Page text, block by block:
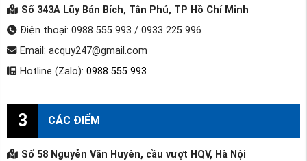
Số 343A Lũy Bán Bích, Tân Phú, TP Hồ Chí Minh
Điện thoại: 0988 555 993 / 0933 225 996
Email: acquy247@gmail.com
Hotline (Zalo): 0988 555 993
3 CÁC ĐIỂM
Số 58 Nguyễn Văn Huyên, cầu vượt HQV, Hà Nội